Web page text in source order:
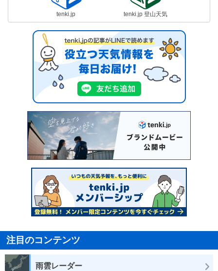
tenki.jp tenki.jp 登山天気
注目のコンテンツ
雨雲レーダー